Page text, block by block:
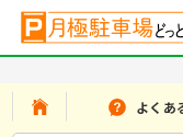
よくあ